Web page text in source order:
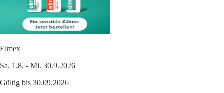
Elmex
Sa. 1.8. - Mi. 30.9.2026
Gültig bis 30.09.2026